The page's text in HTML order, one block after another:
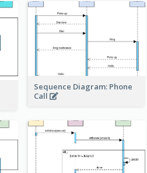
Sequence Diagram: Phone
Call